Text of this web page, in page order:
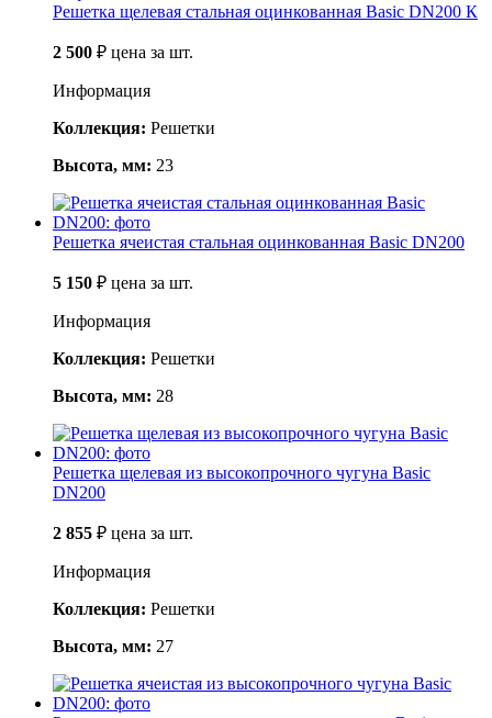
Решетка щелевая стальная оцинкованная Basic DN200 К
2 500 ₽ цена за шт.
Информация
Коллекция: Решетки
Высота, мм: 23
Решетка ячеистая стальная оцинкованная Basic DN200
5 150 ₽ цена за шт.
Информация
Коллекция: Решетки
Высота, мм: 28
Решетка щелевая из высокопрочного чугуна Basic
DN200
2 855 ₽ цена за шт.
Информация
Коллекция: Решетки
Высота, мм: 27